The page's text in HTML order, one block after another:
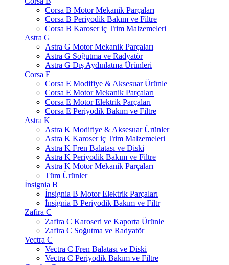
Corsa B Motor Mekanik Parçaları
Corsa B Periyodik Bakım ve Filtre
Corsa B Karoser iç Trim Malzemeleri
Astra G
Astra G Motor Mekanik Parçaları
Astra G Soğutma ve Radyatör
Astra G Dış Aydınlatma Ürünleri
Corsa E
Corsa E Modifiye & Aksesuar Ürünle
Corsa E Motor Mekanik Parçaları
Corsa E Motor Elektrik Parçaları
Corsa E Periyodik Bakım ve Filtre
Astra K
Astra K Modifiye & Aksesuar Ürünler
Astra K Karoser iç Trim Malzemeleri
Astra K Fren Balatası ve Diski
Astra K Periyodik Bakım ve Filtre
Astra K Motor Mekanik Parçaları
Tüm Ürünler
İnsignia B
İnsignia B Motor Elektrik Parçaları
İnsignia B Periyodik Bakım ve Filtr
Zafira C
Zafira C Karoseri ve Kaporta Ürünle
Zafira C Soğutma ve Radyatör
Vectra C
Vectra C Fren Balatası ve Diski
Vectra C Periyodik Bakım ve Filtre